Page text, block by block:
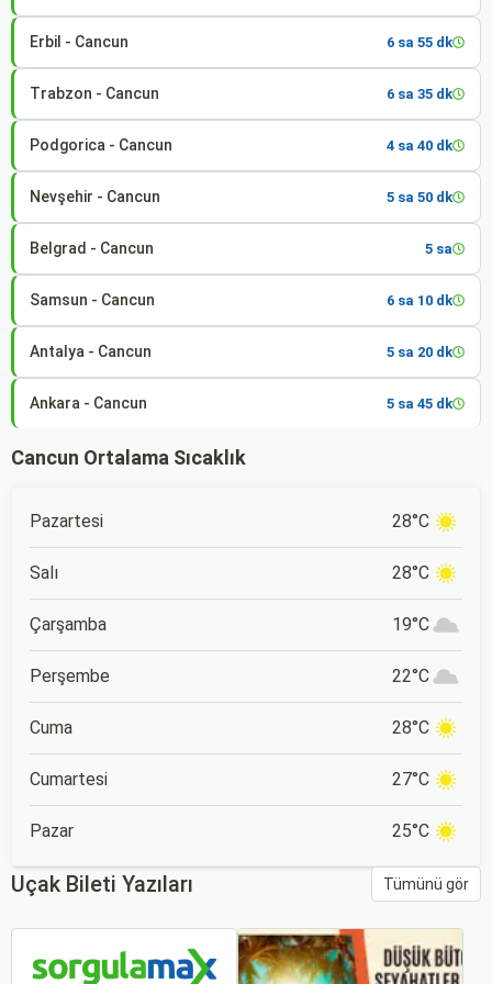
Erbil - Cancun 6 sa 55 dk
Trabzon - Cancun 6 sa 35 dk
Podgorica - Cancun 4 sa 40 dk
Nevşehir - Cancun 5 sa 50 dk
Belgrad - Cancun 5 sa
Samsun - Cancun 6 sa 10 dk
Antalya - Cancun 5 sa 20 dk
Ankara - Cancun 5 sa 45 dk
Cancun Ortalama Sıcaklık
Pazartesi 28°C
Salı 28°C
Çarşamba 19°C
Perşembe 22°C
Cuma 28°C
Cumartesi 27°C
Pazar 25°C
Uçak Bileti Yazıları Tümünü gör